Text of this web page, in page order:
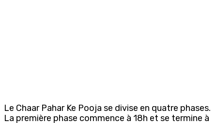
Le Chaar Pahar Ke Pooja se divise en quatre phases.
La première phase commence à 18h et se termine à